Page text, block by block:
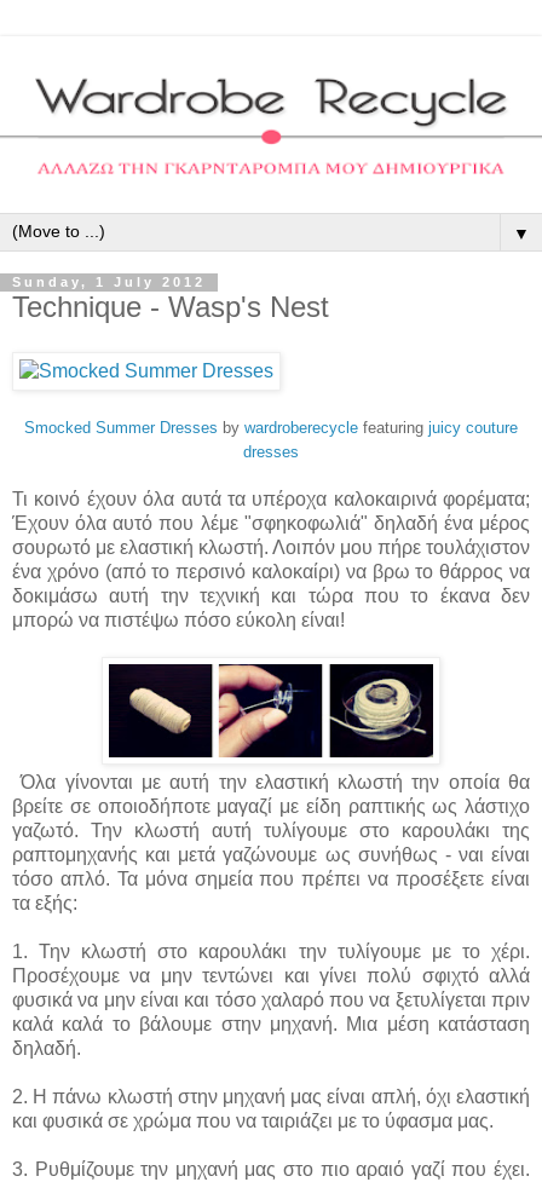
▼
Sunday, 1 July 2012
Technique - Wasp's Nest
Smocked Summer Dresses by wardroberecycle featuring juicy couture
dresses
Τι κοινό έχουν όλα αυτά τα υπέροχα καλοκαιρινά φορέματα;
Έχουν όλα αυτό που λέμε "σφηκοφωλιά" δηλαδή ένα μέρος
σουρωτό με ελαστική κλωστή. Λοιπόν μου πήρε τουλάχιστον
ένα χρόνο (από το περσινό καλοκαίρι) να βρω το θάρρος να
δοκιμάσω αυτή την τεχνική και τώρα που το έκανα δεν
μπορώ να πιστέψω πόσο εύκολη είναι!
Όλα γίνονται με αυτή την ελαστική κλωστή την οποία θα
βρείτε σε οποιοδήποτε μαγαζί με είδη ραπτικής ως λάστιχο
γαζωτό. Την κλωστή αυτή τυλίγουμε στο καρουλάκι της
ραπτομηχανής και μετά γαζώνουμε ως συνήθως - ναι είναι
τόσο απλό. Τα μόνα σημεία που πρέπει να προσέξετε είναι
τα εξής:
1. Την κλωστή στο καρουλάκι την τυλίγουμε με το χέρι.
Προσέχουμε να μην τεντώνει και γίνει πολύ σφιχτό αλλά
φυσικά να μην είναι και τόσο χαλαρό που να ξετυλίγεται πριν
καλά καλά το βάλουμε στην μηχανή. Μια μέση κατάσταση
δηλαδή.
2. Η πάνω κλωστή στην μηχανή μας είναι απλή, όχι ελαστική
και φυσικά σε χρώμα που να ταιριάζει με το ύφασμα μας.
3. Ρυθμίζουμε την μηχανή μας στο πιο αραιό γαζί που έχει.